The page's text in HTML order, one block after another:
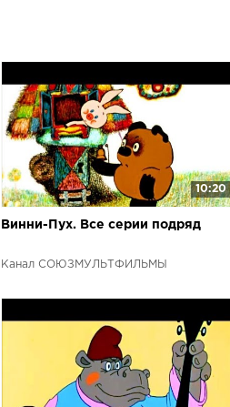
серии 38 попугаев Все серии
Малыш и Карлсон Все серии
подряд: Трое из
Чебурашк Все серии подряд:
Винни Пух Все серии подряд:
Маугли Все серии подряд:
подряд: Обезьянки Все серии
подряд: Легенды и мифы Все
самые известные и любимые
Дуров, Михаил Конанов,
оставил, сначала сам чуть не
обвинению, а потом помог
советские мультфильмы, песни
игры для детей, полезный
Любой советский мультфильм,
10:20
Винни-Пух. Все серии подряд
Канал СОЮЗМУЛЬТФИЛЬМЫ